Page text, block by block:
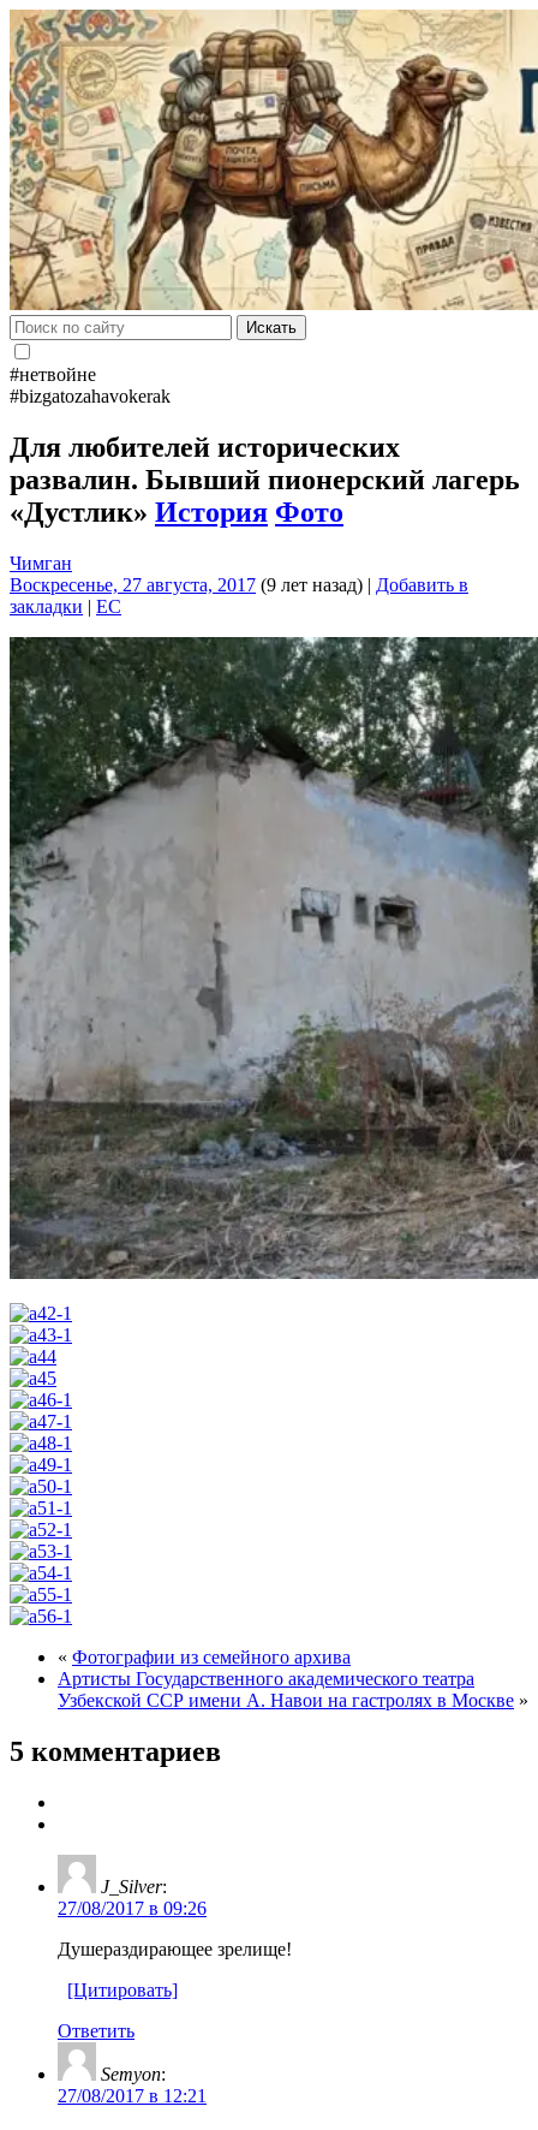
Искать
#нетвойне
#bizgatozahavokerak
Для любителей исторических
развалин. Бывший пионерский лагерь
«Дустлик» История Фото
Чимган
Воскресенье, 27 августа, 2017 (9 лет назад) | Добавить в
закладки | EC
« Фотографии из семейного архива
Артисты Государственного академического театра
Узбекской ССР имени А. Навои на гастролях в Москве »
5 комментариев
J_Silver:
27/08/2017 в 09:26
Душераздирающее зрелище!
[Цитировать]
Ответить
Semyon:
27/08/2017 в 12:21